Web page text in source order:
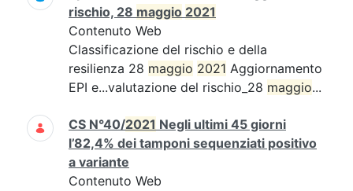
rischio, 28 maggio 2021
Contenuto Web
Classificazione del rischio e della
resilienza 28 maggio 2021 Aggiornamento
EPI e...valutazione del rischio_28 maggio...
CS N°40/2021 Negli ultimi 45 giorni
l’82,4% dei tamponi sequenziati positivo
a variante
Contenuto Web